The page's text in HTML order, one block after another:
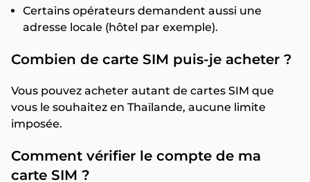
Certains opérateurs demandent aussi une
adresse locale (hôtel par exemple).
Combien de carte SIM puis-je acheter ?
Vous pouvez acheter autant de cartes SIM que
vous le souhaitez en Thaïlande, aucune limite
imposée.
Comment vérifier le compte de ma
carte SIM ?